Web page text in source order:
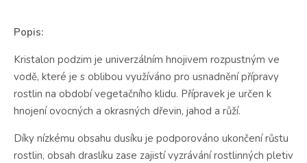
Popis:
Kristalon podzim je univerzálním hnojivem rozpustným ve
vodě, které je s oblibou využíváno pro usnadnění přípravy
rostlin na období vegetačního klidu. Přípravek je určen k
hnojení ovocných a okrasných dřevin, jahod a růží.
Díky nízkému obsahu dusíku je podporováno ukončení růstu
rostlin, obsah draslíku zase zajistí vyzrávání rostlinných pletiv